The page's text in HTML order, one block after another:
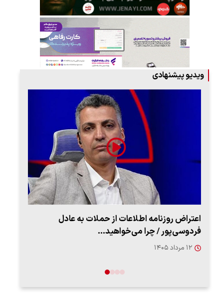
ویدیو پیشنهادی
اعتراض روزنامه اطلاعات از حملات به عادل
فردوسی‌پور / چرا می‌خواهید…
۱۲ مرداد ۱۴۰۵